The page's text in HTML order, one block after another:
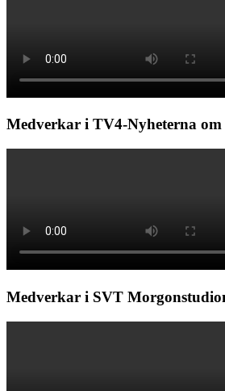
Medverkar i TV4-Nyheterna
Medverkar i SVT